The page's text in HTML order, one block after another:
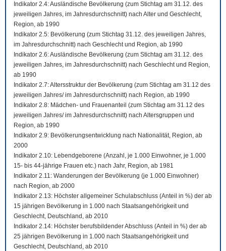
Indikator 2.4: Ausländische Bevölkerung (zum Stichtag am 31.12. des
jeweiligen Jahres, im Jahresdurchschnitt) nach Alter und Geschlecht,
Region, ab 1990
Indikator 2.5: Bevölkerung (zum Stichtag 31.12. des jeweiligen Jahres,
im Jahresdurchschnitt) nach Geschlecht und Region, ab 1990
Indikator 2.6: Ausländische Bevölkerung (zum Stichtag am 31.12. des
jeweiligen Jahres, im Jahresdurchschnitt) nach Geschlecht und Region,
ab 1990
Indikator 2.7: Altersstruktur der Bevölkerung (zum Stichtag am 31.12 des
jeweiligen Jahres/ im Jahresdurchschnitt) nach Region, ab 1990
Indikator 2.8: Mädchen- und Frauenanteil (zum Stichtag am 31.12 des
jeweiligen Jahres/ im Jahresdurchschnitt) nach Altersgruppen und
Region, ab 1990
Indikator 2.9: Bevölkerungsentwicklung nach Nationalität, Region, ab
2000
Indikator 2.10: Lebendgeborene (Anzahl, je 1.000 Einwohner, je 1.000
15- bis 44-jährige Frauen etc.) nach Jahr, Region, ab 1981
Indikator 2.11: Wanderungen der Bevölkerung (je 1.000 Einwohner)
nach Region, ab 2000
Indikator 2.13: Höchster allgemeiner Schulabschluss (Anteil in %) der ab
15 jährigen Bevölkerung in 1.000 nach Staatsangehörigkeit und
Geschlecht, Deutschland, ab 2010
Indikator 2.14: Höchster berufsbildender Abschluss (Anteil in %) der ab
25 jährigen Bevölkerung in 1.000 nach Staatsangehörigkeit und
Geschlecht, Deutschland, ab 2010